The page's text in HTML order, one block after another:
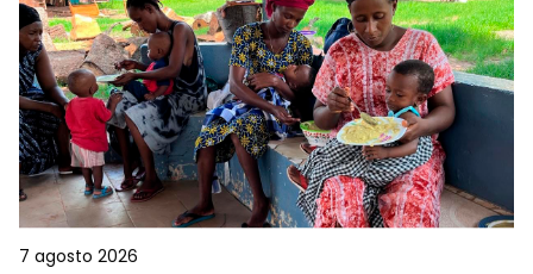
7 agosto 2026